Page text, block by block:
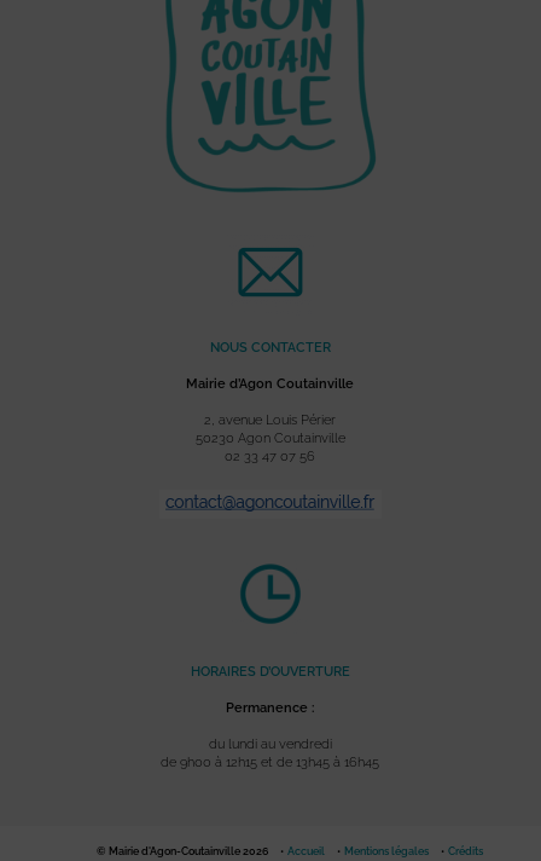
NOUS CONTACTER
Mairie d’Agon Coutainville
2, avenue Louis Périer
50230 Agon Coutainville
02 33 47 07 56
HORAIRES D’OUVERTURE
Permanence :
du lundi au vendredi
de 9h00 à 12h15 et de 13h45 à 16h45
© Mairie d'Agon-Coutainville 2026 Accueil Mentions légales Crédits